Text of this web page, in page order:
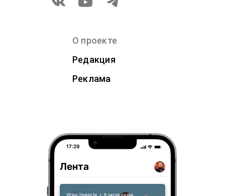
О проекте
Редакция
Реклама
17:29
Лента
Игры, Новости • 6 часов назад